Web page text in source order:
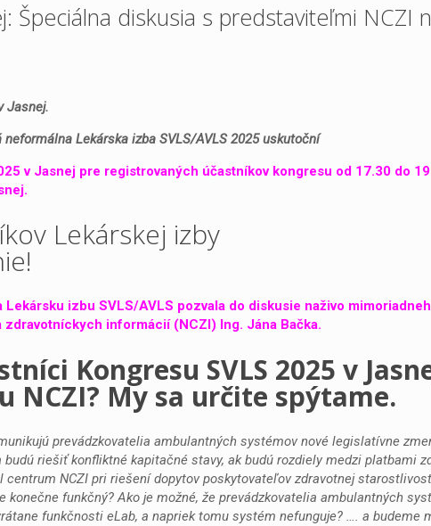
Špeciálna diskusia s predstaviteľmi NCZI
Jasnej.
Lekárska izba SVLS/AVLS 2025 uskutoční
v Jasnej pre registrovaných účastníkov kongresu od 17.30 do
Lekárskej izby
izbu SVLS/AVLS pozvala do diskusie naživo
informácií (NCZI) Ing. Jána Bačka.
Kongresu SVLS 2025 v
NCZI? My sa určite spýtame.
prevádzkovatelia ambulantných systémov nové legislatívne
riešiť konfliktné kapitačné stavy, ak budú rozdiely medzi platbami
NCZI pri riešení dopytov poskytovateľov zdravotnej
funkčný? Ako je možné, že prevádzkovatelia ambulantných
funkčnosti eLab, a napriek tomu systém nefunguje? …. a budeme